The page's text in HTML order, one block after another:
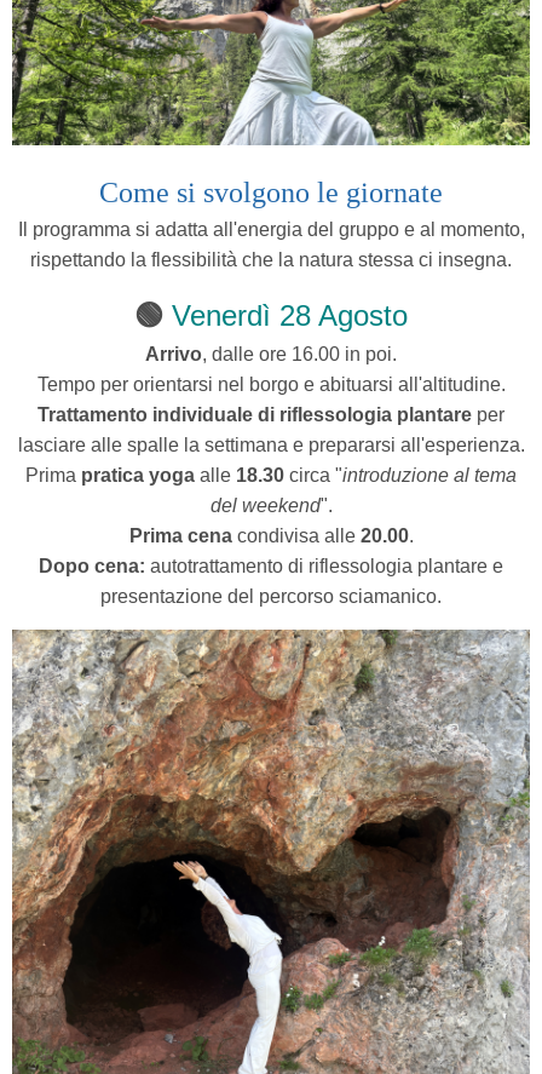
Come si svolgono le giornate
Il programma si adatta all'energia del gruppo e al momento,
rispettando la flessibilità che la natura stessa ci insegna.
🟢 Venerdì 28 Agosto
Arrivo, dalle ore 16.00 in poi.
Tempo per orientarsi nel borgo e abituarsi all'altitudine.
Trattamento individuale di riflessologia plantare per
lasciare alle spalle la settimana e prepararsi all'esperienza.
Prima pratica yoga alle 18.30 circa "introduzione al tema
del weekend".
Prima cenacondivisa alle 20.00.
Dopo cena: autotrattamento di riflessologia plantare e
presentazione del percorso sciamanico.